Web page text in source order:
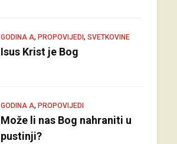
GODINA A, PROPOVIJEDI, SVETKOVINE
Isus Krist je Bog
GODINA A, PROPOVIJEDI
Može li nas Bog nahraniti u
pustinji?